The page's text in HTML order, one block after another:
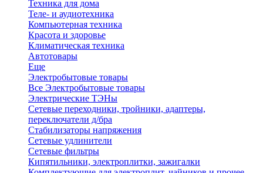
Техника для дома
Теле- и аудиотехника
Компьютерная техника
Красота и здоровье
Климатическая техника
Автотовары
Еще
Электробытовые товары
Все Электробытовые товары
Электрические ТЭНы
Сетевые переходники, тройники, адаптеры,
переключатели д/бра
Стабилизаторы напряжения
Сетевые удлинители
Сетевые фильтры
Кипятильники, электроплитки, зажигалки